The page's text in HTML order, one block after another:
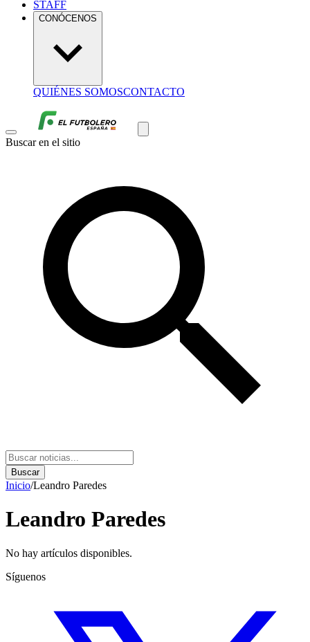
STAFF
CONÓCENOS
QUIÉNES SOMOSCONTACTO
Buscar en el sitio
Buscar
Inicio/Leandro Paredes
Leandro Paredes
No hay artículos disponibles.
Síguenos